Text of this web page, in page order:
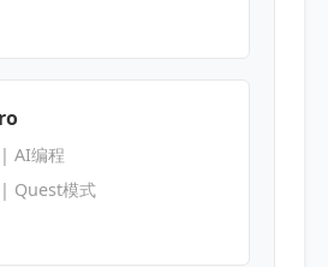
AI编程
Quest模式